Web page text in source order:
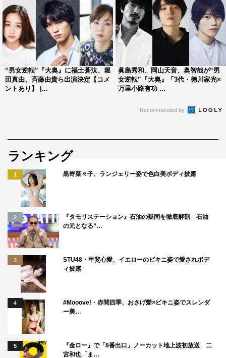
倒をみることになる魚屋で、大久保彦左衛門の子分・太助
役は髙嶋政伸、太助の妻・お仲役は戸田菜穂、家光の剣術
指南・柳生宗矩役は本田博太郎、宗矩の長男で剣豪の柳生
十兵衛役は上川隆也。
さらに家光の乳母・お福（後の春日局）を名取裕子、家光
の母で二代将軍秀忠の正室・お江を財前直見、徳川幕府の
橋英樹、大久保家の用人・笹尾喜内を中村梅雀、町医者で
W主演を務める望月、葵と里見浩太朗のコメント全文は以
下掲載。
望月歩（鍵山孝平／徳川家光役）コメント
◆『ホリデイ～江戸の休日～』のオファーを受けた時の感
想をお聞かせください。
ただただうれしかったですが時代劇の経験が浅いので、余
らせていただくので、その一つにちゃんと並べるようにと
いつも以上に気合いが入りました。
◆孝平と家光、それぞれの役を演じてみての感想をお聞か
せください。
時代劇と現代劇の現場の感覚を入れ替えながら撮影するの
が大変でした。最初は孝平の感覚の方がしっくりきていた
“男女逆転”『大奥』に福士蒼汰、堀
田真由、斉藤由貴ら出演決定【コメ
ントあり】 |...
眞島秀和、岡山天音、奥智哉が“男
女逆転”『大奥』「3代・徳川家光×
万里小路有功 ...
Recommended by
ランキング
1 黒嵜菜々子、ランジェリー姿で色白美ボディ披露
2
『タモリステーション』石油の疑問を徹底解剖 石油
の元となる“…
3
STU48・甲斐心愛、イエローのビキニ姿で愛されボデ
ィ披露
4
#Mooove!・赤間四季、おさげ髪×ビキニ姿でスレンダ
ー美…
5
『金ロー』で「8番出口」ノーカット地上波初放送 二
宮和也「ま…